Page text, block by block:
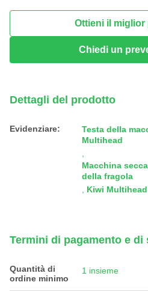
Ottieni il miglior
Chiedi un
Dettagli del prodotto
Evidenziare:
Testa della
Multihead
Macchina
della fragola
Kiwi
Termini di pagamento e di
Quantità di
ordine minimo
1 insieme